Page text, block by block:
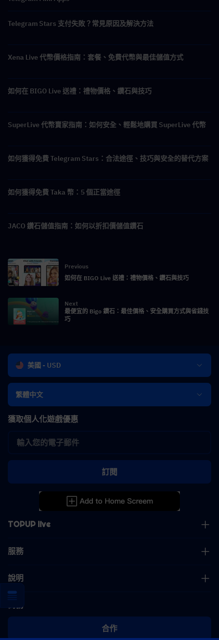
Telegram Stars 支付失敗？常見原因及解決方法
Xena Live 代幣價格指南：套餐、免費代幣與最佳儲值方式
如何在 BIGO Live 送禮：禮物價格、鑽石與技巧
SuperLive 代幣賣家指南：如何安全、輕鬆地購買 SuperLive 代幣
如何獲得免費 Telegram Stars：合法途徑、技巧與安全的替代方案
如何獲得免費 Taka 幣：5 個正當途徑
JACO 鑽石儲值指南：如何以折扣價儲值鑽石
Previous
如何在 BIGO Live 送禮：禮物價格、鑽石與技巧
Next
最便宜的 Bigo 鑽石：最佳價格、安全購買方式與省錢技
巧
美國 - USD
繁體中文
TOPUP live
服務
說明
商務
合作
獲取個人化遊戲優惠
訂閱